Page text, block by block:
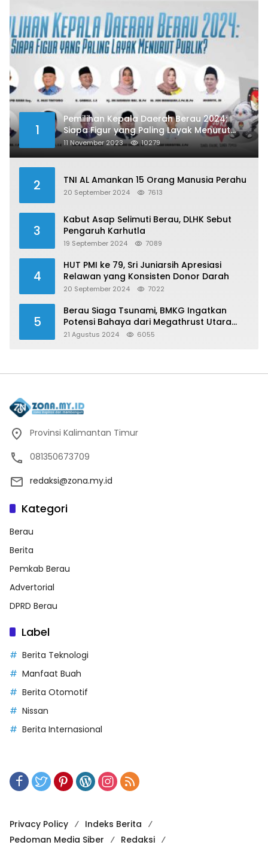
1
Pemilihan Kepala Daerah Berau 2024:
Siapa Figur yang Paling Layak Menurut
Publik?
11 November 2023 10279
2 TNI AL Amankan 15 Orang Manusia Perahu
20 September 2024 7613
3
Kabut Asap Selimuti Berau, DLHK Sebut
Pengaruh Karhutla
19 September 2024 7089
4
HUT PMI ke 79, Sri Juniarsih Apresiasi
Relawan yang Konsisten Donor Darah
20 September 2024 7022
5
Berau Siaga Tsunami, BMKG Ingatkan
Potensi Bahaya dari Megathrust Utara
Sulawesi
21 Agustus 2024 6055
Provinsi Kalimantan Timur
081350673709
redaksi@zona.my.id
Kategori
Berau
Berita
Pemkab Berau
Advertorial
DPRD Berau
Label
Berita Teknologi
Manfaat Buah
Berita Otomotif
Nissan
Berita Internasional
Privacy Policy
Indeks Berita
Pedoman Media Siber
Redaksi